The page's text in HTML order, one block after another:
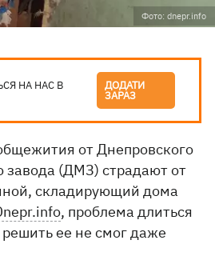
Фото: dnepr.info
НА НАС В ДОДАТИ
ЗАРАЗ
от Днепровского
завода (ДМЗ) страдают от
складирующий дома
, проблема длиться
ее не смог даже